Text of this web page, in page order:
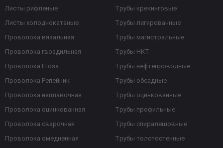
Листы рифленые
Листы холоднокатаные
Проволока вязальная
Проволока гвоздильная
Проволока Егоза
Проволока Репейник
Проволока наплавочная
Проволока оцинкованная
Проволока сварочная
Проволока омедненная
Трубы крекинговые
Трубы легированные
Трубы магистральные
Трубы НКТ
Трубы нефтепроводные
Трубы обсадные
Трубы оцинкованные
Трубы профильные
Трубы спиралешовные
Трубы толстостенные